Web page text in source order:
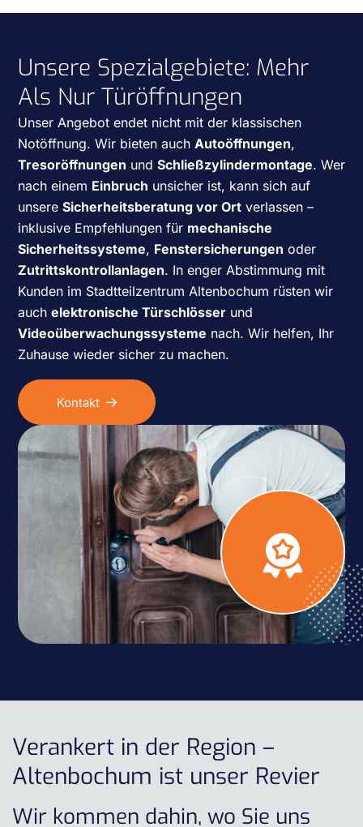
Unsere Spezialgebiete: Mehr
Als Nur Türöffnungen
Unser Angebot endet nicht mit der klassischen
Notöffnung. Wir bieten auch Autoöffnungen,
Tresoröffnungen und Schließzylindermontage. Wer
nach einem Einbruch unsicher ist, kann sich auf
unsere Sicherheitsberatung vor Ort verlassen –
inklusive Empfehlungen für mechanische
Sicherheitssysteme, Fenstersicherungen oder
Zutrittskontrollanlagen. In enger Abstimmung mit
Kunden im Stadtteilzentrum Altenbochum rüsten wir
auch elektronische Türschlösser und
Videoüberwachungssysteme nach. Wir helfen, Ihr
Zuhause wieder sicher zu machen.
Kontakt
Verankert in der Region –
Altenbochum ist unser Revier
Wir kommen dahin, wo Sie uns